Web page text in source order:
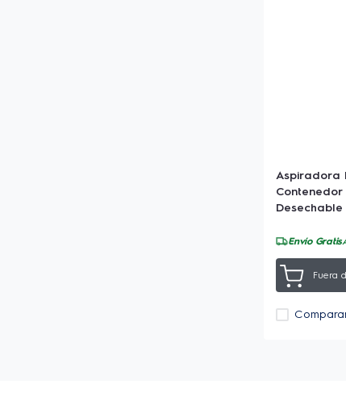
Aspiradora
Desechable
Envío Gratis
Fuera